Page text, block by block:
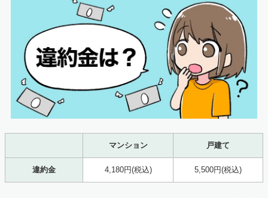
マンション 戸建て
違約金 4,180円(税込) 5,500円(税込)